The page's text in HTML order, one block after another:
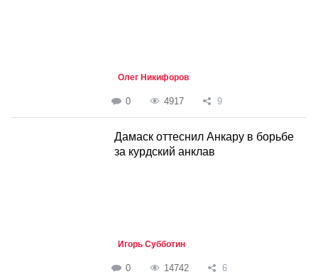
Олег Никифоров
0 4917 9
Дамаск оттеснил Анкару в борьбе
за курдский анклав
Игорь Субботин
0 14742 6